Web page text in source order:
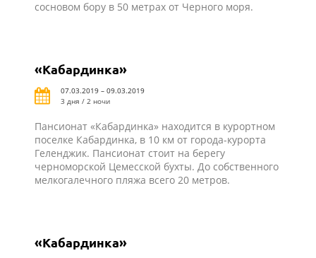
сосновом бору в 50 метрах от Черного моря.
«Кабардинка»
07.03.2019 – 09.03.2019
3 дня / 2 ночи
Пансионат «Кабардинка» находится в курортном
поселке Кабардинка, в 10 км от города-курорта
Геленджик. Пансионат стоит на берегу
черноморской Цемесской бухты. До собственного
мелкогалечного пляжа всего 20 метров.
«Кабардинка»